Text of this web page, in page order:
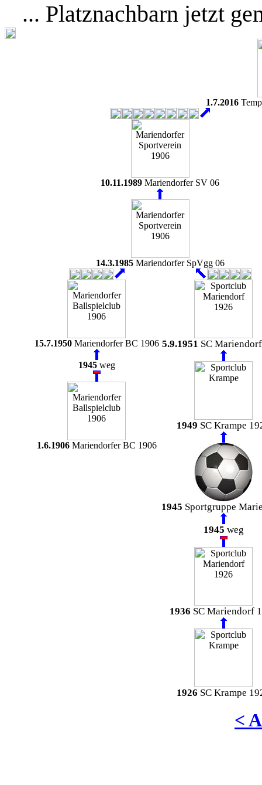
... Platznachbarn jetzt
1.7.2016
10.11.1989 Mariendorfer SV 06
14.3.1985Mariendorfer SpVgg 06
15.7.1950Mariendorfer BC 1906
1945weg
1.6.1906Mariendorfer BC 1906
5.9.1951 SC
1949 SC Krampe
1945 Sportgruppe
1945 weg
1936 SC Mariendorf
1926 SC Krampe
<